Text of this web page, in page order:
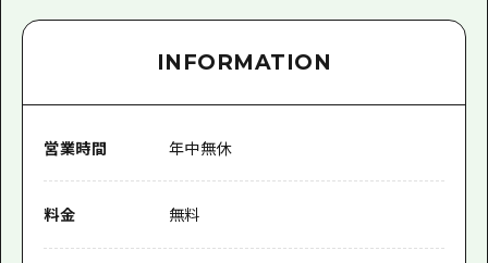
INFORMATION
営業時間 年中無休
料金 無料